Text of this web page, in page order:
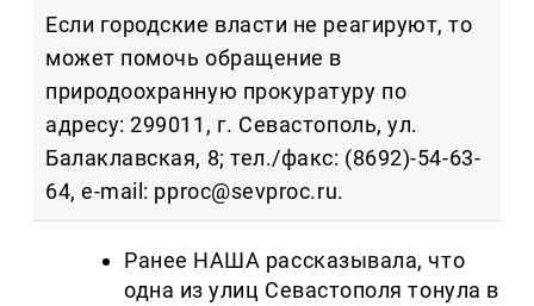
Если городские власти не реагируют, то
может помочь обращение в
природоохранную прокуратуру по
адресу: 299011, г. Севастополь, ул.
Балаклавская, 8; тел./факс: (8692)-54-63-
64, e-mail: pproc@sevproc.ru.
Ранее НАША рассказывала, что
одна из улиц Севастополя тонула в